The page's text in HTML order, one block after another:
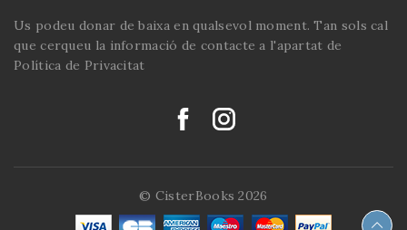
Us podeu donar de baixa en qualsevol moment. Tan sols cal
que cerqueu la informació de contacte a l'apartat de
Política de Privacitat
© CisterBooks 2026